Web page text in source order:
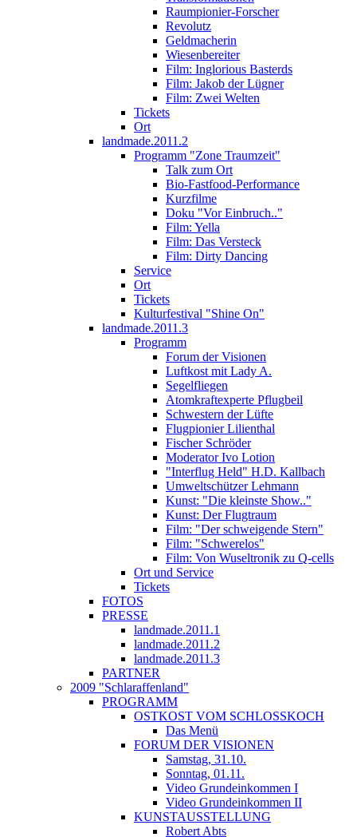
Raumpionier-Forscher
Revolutz
Geldmacherin
Wiesenbereiter
Film: Inglorious Basterds
Film: Jakob der Lügner
Film: Zwei Welten
Tickets
Ort
landmade.2011.2
Programm "Zone Traumzeit"
Talk zum Ort
Bio-Fastfood-Performance
Kurzfilme
Doku "Vor Einbruch.."
Film: Yella
Film: Das Versteck
Film: Dirty Dancing
Service
Ort
Tickets
Kulturfestival "Shine On"
landmade.2011.3
Programm
Forum der Visionen
Luftkost mit Lady A.
Segelfliegen
Atomkraftexperte Pflugbeil
Schwestern der Lüfte
Flugpionier Lilienthal
Fischer Schröder
Moderator Ivo Lotion
"Interflug Held" H.D. Kallbach
Umweltschützer Lehmann
Kunst: "Die kleinste Show.."
Kunst: Der Flugtraum
Film: "Der schweigende Stern"
Film: "Schwerelos"
Film: Von Wuseltronik zu Q-cells
Ort und Service
Tickets
FOTOS
PRESSE
landmade.2011.1
landmade.2011.2
landmade.2011.3
PARTNER
2009 "Schlaraffenland"
PROGRAMM
OSTKOST VOM SCHLOSSKOCH
Das Menü
FORUM DER VISIONEN
Samstag, 31.10.
Sonntag, 01.11.
Video Grundeinkommen I
Video Grundeinkommen II
KUNSTAUSSTELLUNG
Robert Abts